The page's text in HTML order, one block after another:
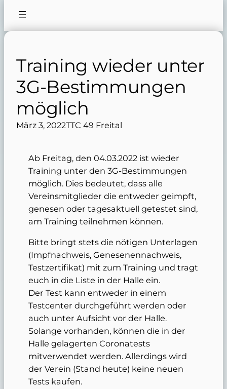
Training wieder unter
3G-Bestimmungen
möglich
März 3, 2022TTC 49 Freital
Ab Freitag, den 04.03.2022 ist wieder
Training unter den 3G-Bestimmungen
möglich. Dies bedeutet, dass alle
Vereinsmitglieder die entweder geimpft,
genesen oder tagesaktuell getestet sind,
am Training teilnehmen können.
Bitte bringt stets die nötigen Unterlagen
(Impfnachweis, Genesenennachweis,
Testzertifikat) mit zum Training und tragt
euch in die Liste in der Halle ein.
Der Test kann entweder in einem
Testcenter durchgeführt werden oder
auch unter Aufsicht vor der Halle.
Solange vorhanden, können die in der
Halle gelagerten Coronatests
mitverwendet werden. Allerdings wird
der Verein (Stand heute) keine neuen
Tests kaufen.